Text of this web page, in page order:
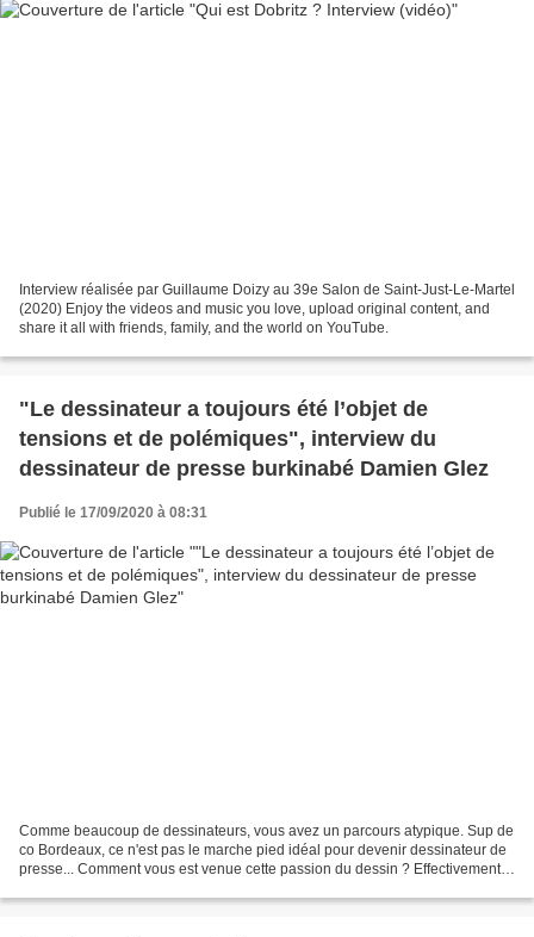
Interview réalisée par Guillaume Doizy au 39e Salon de Saint-Just-Le-Martel
(2020) Enjoy the videos and music you love, upload original content, and
share it all with friends, family, and the world on YouTube.
"Le dessinateur a toujours été l’objet de
tensions et de polémiques", interview du
dessinateur de presse burkinabé Damien Glez
Publié le 17/09/2020 à 08:31
Comme beaucoup de dessinateurs, vous avez un parcours atypique. Sup de
co Bordeaux, ce n'est pas le marche pied idéal pour devenir dessinateur de
presse... Comment vous est venue cette passion du dessin ? Effectivement,